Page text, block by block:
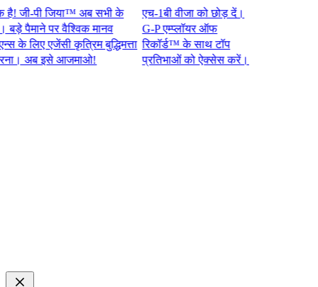
पी जिया™ अब सभी के
पर वैश्विक मानव
एजेंसी कृत्रिम बुद्धिमत्ता
अब इसे आजमाओ!​​
एच-1बी वीजा को छोड़ दें।
G-P एम्प्लॉयर ऑफ
रिकॉर्ड™ के साथ टॉप
प्रतिभाओं को ऐक्सेस करें।​​